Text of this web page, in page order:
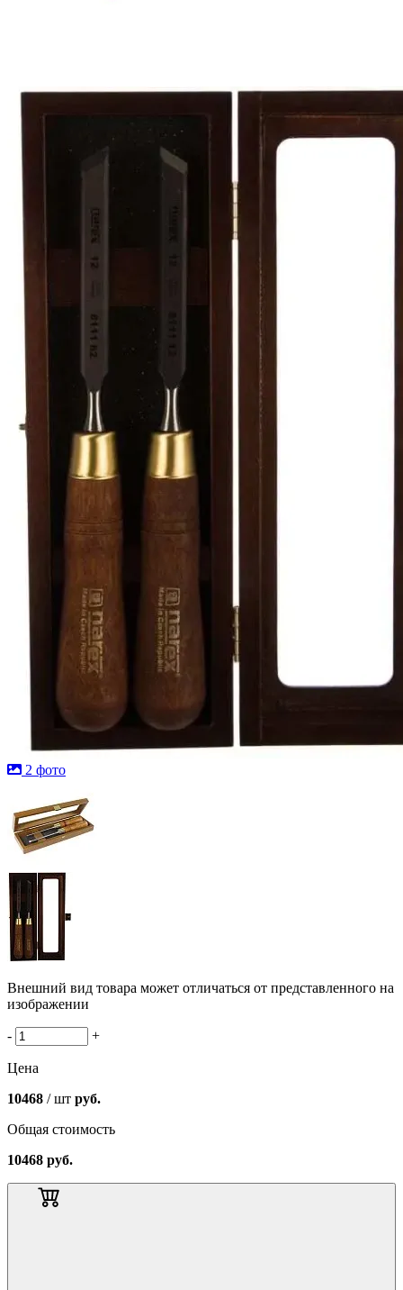
2 фото
Внешний вид товара может отличаться от представленного на
изображении
- +
Цена
10468 / шт руб.
Общая стоимость
10468 руб.